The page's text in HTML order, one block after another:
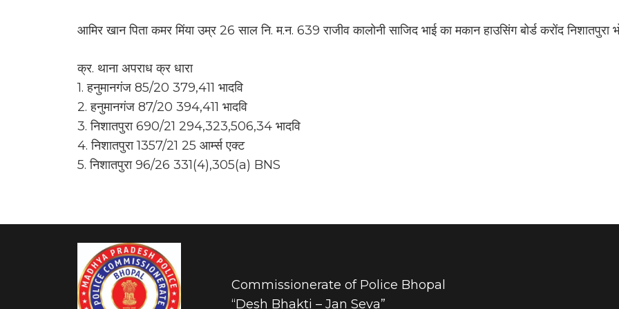
आमिर खान पिता कमर मिंया उम्र 26 साल नि. म.न. 639 राजीव कालोनी साजिद भाई का मकान हाउसिंग बोर्ड करोंद निशातपुरा
क्र. थाना अपराध क्र धारा
1. हनुमानगंज 85/20 379,411 भादवि
2. हनुमानगंज 87/20 394,411 भादवि
3. निशातपुरा 690/21 294,323,506,34 भादवि
4. निशातपुरा 1357/21 25 आर्म्स एक्ट
5. निशातपुरा 96/26 331(4),305(a) BNS
Commissionerate of Police Bhopal
“Desh Bhakti – Jan Seva”